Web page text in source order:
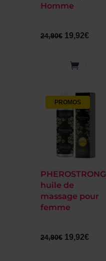
Homme
24,90€ 19,92€
PROMOS
PHEROSTRONG
huile de
massage pour
femme
24,90€ 19,92€